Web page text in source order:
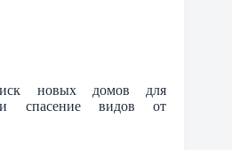
новых домов для
спасение видов от